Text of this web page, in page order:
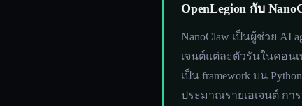
OpenLegion กับ
NanoClaw เป็นผู้ช่วย AI
เจนต์แต่ละตัวรันในคอนเ
เป็น framework บน
ประมาณรายเอเจนต์ การ